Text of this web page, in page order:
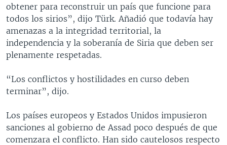
obtener para reconstruir un país que funcione para
todos los sirios”, dijo Türk. Añadió que todavía hay
amenazas a la integridad territorial, la
independencia y la soberanía de Siria que deben ser
plenamente respetadas.
“Los conflictos y hostilidades en curso deben
terminar”, dijo.
Los países europeos y Estados Unidos impusieron
sanciones al gobierno de Assad poco después de que
comenzara el conflicto. Han sido cautelosos respecto